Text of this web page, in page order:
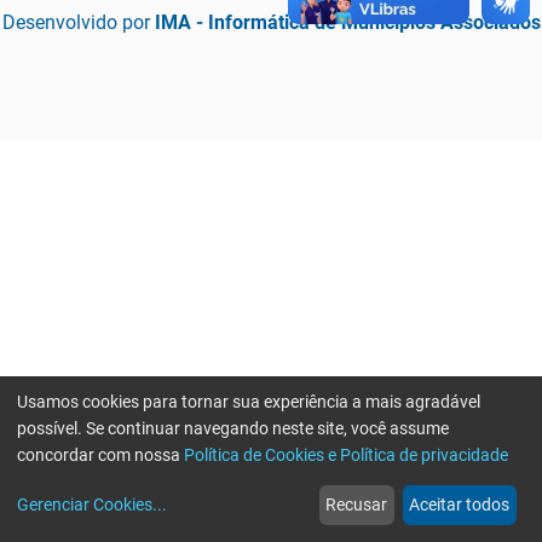
Desenvolvido por IMA - Informática de Municípios Associados
web
Notícias
more_horiz
Mais
Usamos cookies para tornar sua experiência a mais agradável
possível. Se continuar navegando neste site, você assume
concordar com nossa Política de Cookies e Política de privacidade
Gerenciar Cookies... Recusar Aceitar todos
Erro ao enviar informações, por favor tente novamente